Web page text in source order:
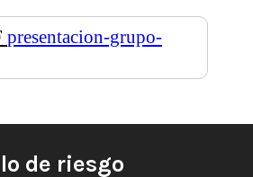
presentacion-grupo-
de riesgo